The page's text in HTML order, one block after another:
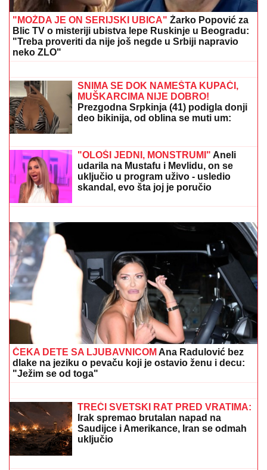
GLUMICA SA GASTOZOM I ANĐELOM
NA MALDIVIMA!Evo o kome je reč:
Trčkaraju po pesku, golišava tela u
prvom planu (FOTO)
Beograđani, ove detalje treba da znate
"MOŽDA JE ON SERIJSKI UBICA"
Žarko Popović za
Blic TV o misteriji ubistva lepe Ruskinje u Beogradu:
"Treba proveriti da nije još negde u Srbiji napravio
neko ZLO"
SRBINA NAPUŠTA LACIO?Nebesko-
plavi dobijaju ponudu od 15.000.000
evra za Ratkova
SNIMA SE DOK NAMEŠTA KUPAĆI,
MUŠKARCIMA NIJE DOBRO!
Prezgodna Srpkinja (41) podigla donji
"Uspostavila kontakt sa telom" (FOTO)